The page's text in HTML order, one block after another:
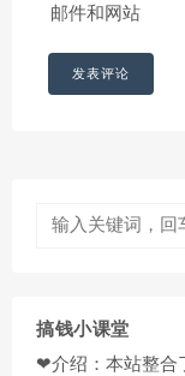
邮件和网站
搞钱小课堂
❤介绍：本站整合